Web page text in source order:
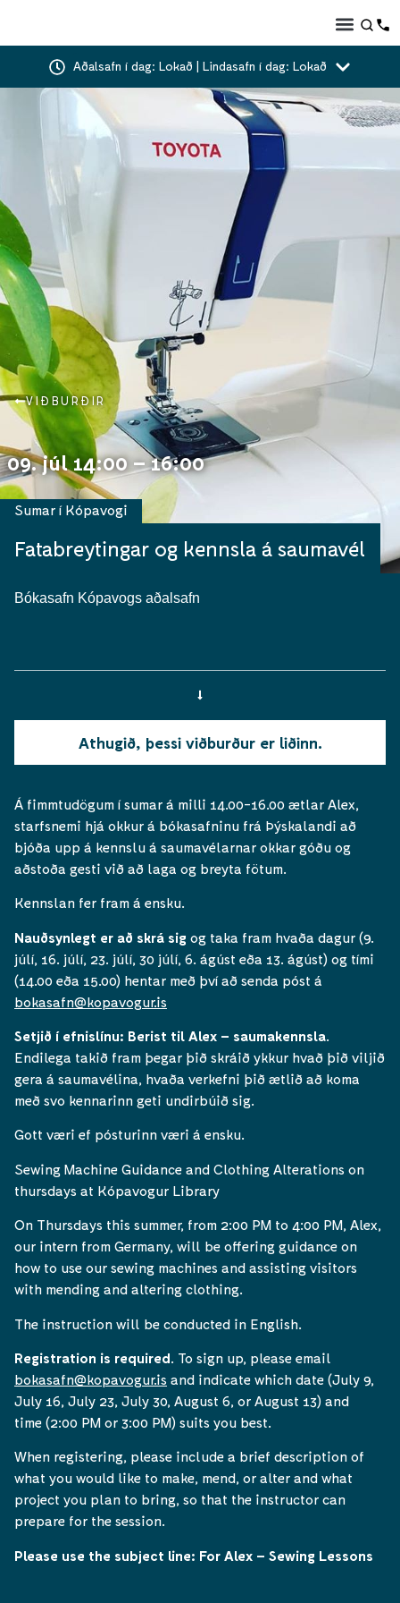
Aðalsafn í dag: Lokað | Lindasafn í dag: Lokað
VIÐBURÐIR
09. júl 14:00 – 16:00
Fatabreytingar og kennsla á saumavél
Sumar í Kópavogi
Bókasafn Kópavogs aðalsafn
Athugið, þessi viðburður er liðinn.
Á fimmtudögum í sumar á milli 14.00-16.00 ætlar Alex,
starfsnemi hjá okkur á bókasafninu frá Þýskalandi að
bjóða upp á kennslu á saumavélarnar okkar góðu og
aðstoða gesti við að laga og breyta fötum.
Kennslan fer fram á ensku.
Nauðsynlegt er að skrá sig og taka fram hvaða dagur (9.
júlí, 16. júlí, 23. júlí, 30 júlí, 6. ágúst eða 13. ágúst) og tími
(14.00 eða 15.00) hentar með því að senda póst á
bokasafn@kopavogur.is
Setjið í efnislínu: Berist til Alex – saumakennsla.
Endilega takið fram þegar þið skráið ykkur hvað þið viljið
gera á saumavélina, hvaða verkefni þið ætlið að koma
með svo kennarinn geti undirbúið sig.
Gott væri ef pósturinn væri á ensku.
Sewing Machine Guidance and Clothing Alterations on
thursdays at Kópavogur Library
On Thursdays this summer, from 2:00 PM to 4:00 PM, Alex,
our intern from Germany, will be offering guidance on
how to use our sewing machines and assisting visitors
with mending and altering clothing.
The instruction will be conducted in English.
Registration is required. To sign up, please email
bokasafn@kopavogur.is and indicate which date (July 9,
July 16, July 23, July 30, August 6, or August 13) and
time (2:00 PM or 3:00 PM) suits you best.
When registering, please include a brief description of
what you would like to make, mend, or alter and what
project you plan to bring, so that the instructor can
prepare for the session.
Please use the subject line: For Alex – Sewing Lessons